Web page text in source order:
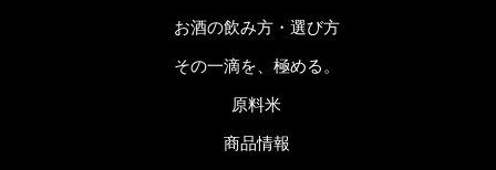
お酒の飲み方・選び方
その一滴を、極める。
原料米
商品情報